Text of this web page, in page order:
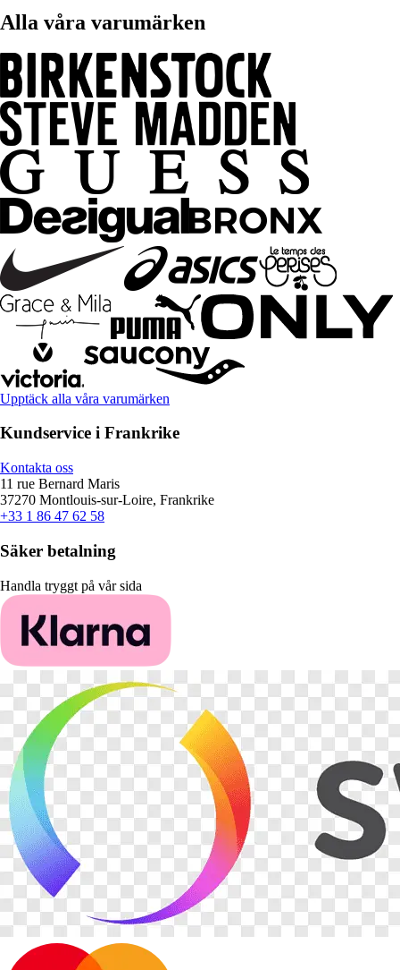
Alla våra varumärken
Upptäck alla våra varumärken
Kundservice i Frankrike
Kontakta oss
11 rue Bernard Maris
37270 Montlouis-sur-Loire, Frankrike
+33 1 86 47 62 58
Säker betalning
Handla tryggt på vår sida